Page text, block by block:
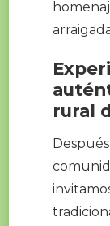
rural